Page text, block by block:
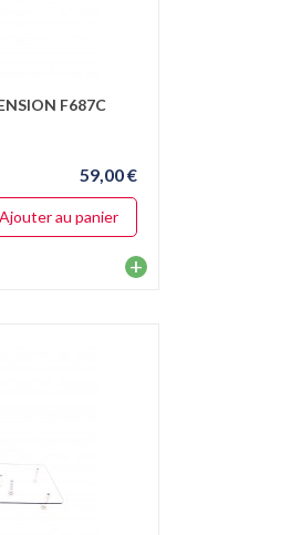
F687C
59,00 €
Ajouter au panier
+